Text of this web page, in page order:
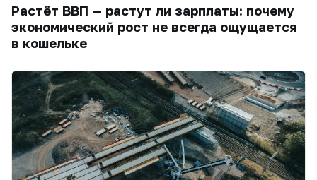
Растёт ВВП — растут ли зарплаты: почему
экономический рост не всегда ощущается
в кошельке